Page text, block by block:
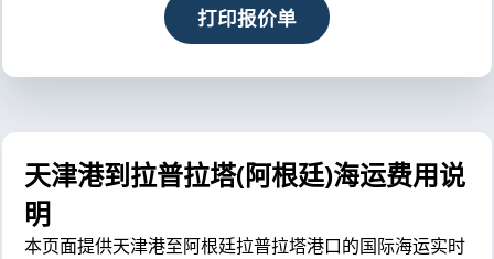
打印报价单
天津港到拉普拉塔(阿根廷)海运费用说
明
本页面提供天津港至阿根廷拉普拉塔港口的国际海运实时